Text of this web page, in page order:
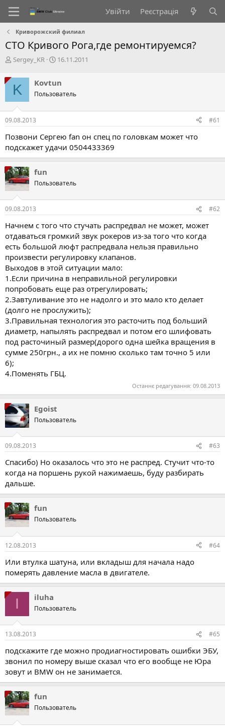
Увійти Реєстрація
Криворожский филиал
СТО Кривого Рога,где ремонтируемся?
А
т
о
р
т
е
м
Sergey_KR
Д
а
с
в
е
н
н
16.11.2011
K Kovtun
Пользователь
09.08.2013 #61
Позвони Сергею fan он спец по головкам может что
подскажет удачи 0504433369
fun
Пользователь
09.08.2013 #62
Начнем с того что стучать распредвал не может, может
отдаваться громкий звук рокеров из-за того что когда
есть большой люфт распредвала нельзя правильно
произвести регулировку клапанов.
Выходов в этой ситуации мало:
1.Если причина в неправильной регулировки
попробовать еще раз отрегулировать;
2.Завтуливание это не надолго и это мало кто делает
(долго не прослужить);
3.Правильная технология это расточить под больший
диаметр, напылять распредвал и потом его шлифовать
под расточиный размер(дорого одна шейка вращения в
сумме 250грн., а их не помню сколько там точно 5 или
6);
4.Поменять ГБЦ.
Останнє редагування: 09.08.2013
Egoist
Пользователь
09.08.2013 #63
Спасибо) Но оказалось что это не распред. Стучит что-то
когда на поршень рукой нажимаешь, буду разбирать
дальше.
fun
Пользователь
12.08.2013 #64
Или втулка шатуна, или вкладыш для начала надо
померять давление масла в двигателе.
I iluha
Пользователь
13.08.2013 #65
подскажите где можно продиагностировать ошибки ЭБУ,
звонил по номеру выше сказал что его вообще не Юра
зовут и BMW он не занимается.
fun
Пользователь